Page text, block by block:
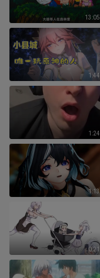
13:05
1:44
1:24
1:13
0:21